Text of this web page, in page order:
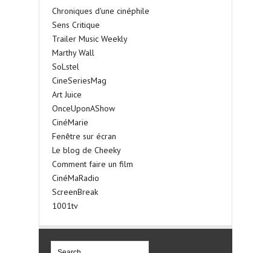
Chroniques d'une cinéphile
Sens Critique
Trailer Music Weekly
Marthy Wall
SoLstel
CineSeriesMag
Art Juice
OnceUponAShow
CinéMarie
Fenêtre sur écran
Le blog de Cheeky
Comment faire un film
CinéMaRadio
ScreenBreak
1001tv